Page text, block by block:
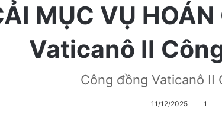
MỤC VỤ
Vaticanô II
Công đồng Vaticanô II
11/12/2025 1